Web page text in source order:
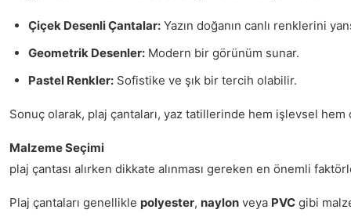
Çiçek Desenli Çantalar: Yazın doğanın canlı renklerini
Geometrik Desenler: Modern bir görünüm sunar.
Pastel Renkler: Sofistike ve şık bir tercih olabilir.
Sonuç olarak, plaj çantaları, yaz tatillerinde hem işlevsel hem
Malzeme Seçimi
plaj çantası alırken dikkate alınması gereken en önemli
Plaj çantaları genellikle polyester, naylon veya PVC gibi